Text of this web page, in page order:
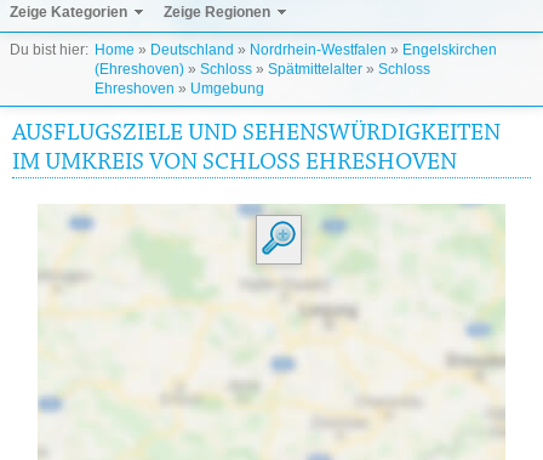
Zeige Kategorien Zeige Regionen
Du bist hier: Home » Deutschland » Nordrhein-Westfalen » Engelskirchen
(Ehreshoven) » Schloss » Spätmittelalter » Schloss
Ehreshoven » Umgebung
AUSFLUGSZIELE UND SEHENSWÜRDIGKEITEN
IM UMKREIS VON SCHLOSS EHRESHOVEN